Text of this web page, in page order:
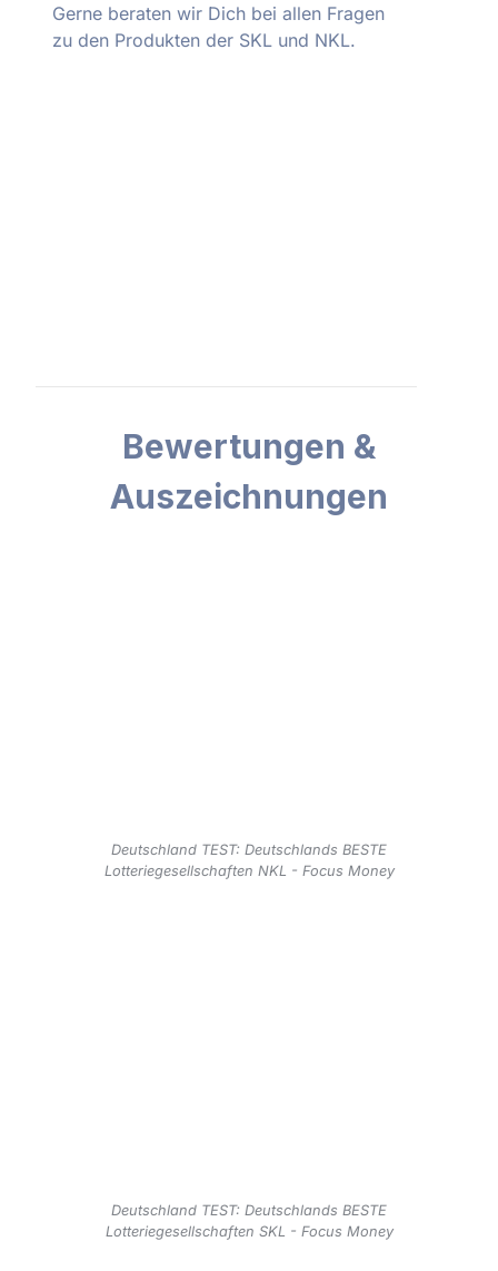
Gerne beraten wir Dich bei allen Fragen
zu den Produkten der SKL und NKL.
Bewertungen &
Auszeichnungen
Deutschland TEST: Deutschlands BESTE
Lotteriegesellschaften NKL - Focus Money
Deutschland TEST: Deutschlands BESTE
Lotteriegesellschaften SKL - Focus Money